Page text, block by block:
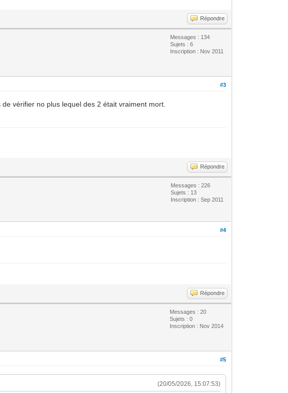
Répondre
Messages : 134
Sujets : 6
Inscription : Nov 2011
#3
vérifier no plus lequel des 2 était vraiment mort.
Répondre
Messages : 226
Sujets : 13
Inscription : Sep 2011
#4
Répondre
Messages : 20
Sujets : 0
Inscription : Nov 2014
#5
(20/05/2026, 15:07:53)